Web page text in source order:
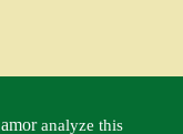
amor analyze this